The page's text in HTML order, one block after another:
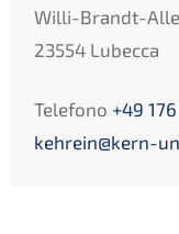
Willi-Brandt-
23554 Lubecca
Telefono +49
kehrein@kern-